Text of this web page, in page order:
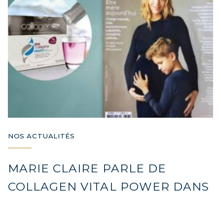
NOS ACTUALITÉS
MARIE CLAIRE PARLE DE
COLLAGEN VITAL POWER DANS